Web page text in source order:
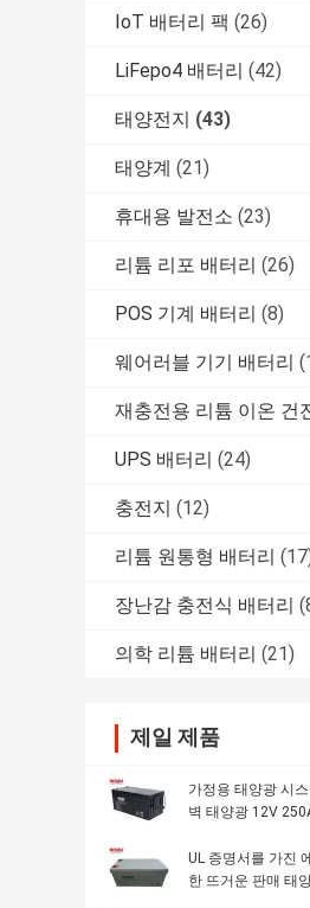
IoT 배터리 팩 (26)
LiFepo4 배터리 (42)
태양전지 (43)
태양계 (21)
휴대용 발전소 (23)
리튬 리포 배터리 (26)
POS 기계 배터리 (8)
웨어러블 기기 배터리
재충전용 리튬 이온 건
UPS 배터리 (24)
충전지 (12)
리튬 원통형 배터리
장난감 충전식 배터리
의학 리튬 배터리 (21)
제일 제품
가정용 태양광 시
벽 태양광 12V
UL 증명서를 가진
한 뜨거운 판매 태